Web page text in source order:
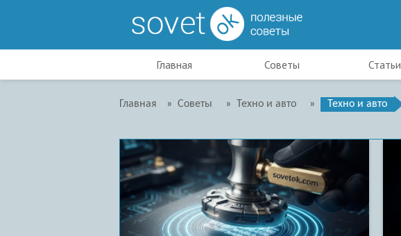
Главная Советы Статьи
Главная » Советы » Техно и авто » Техно и авто